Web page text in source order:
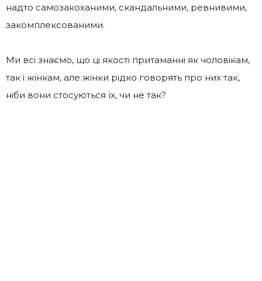
надто самозакоханими, скандальними, ревнивими,
закомплексованими.
Ми всі знаємо, що ці якості притаманні як чоловікам,
так і жінкам, але жінки рідко говорять про них так,
ніби вони стосуються їх, чи не так?